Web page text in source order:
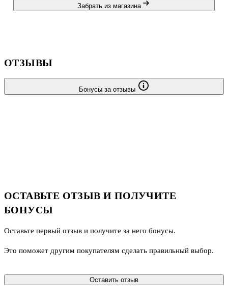
правописания, погружает в мир английского языка.
Забрать из магазина
ОТЗЫВЫ
Бонусы за отзывы
ОСТАВЬТЕ ОТЗЫВ И ПОЛУЧИТЕ
БОНУСЫ
Оставьте первый отзыв и получите за него бонусы.
Это поможет другим покупателям сделать правильный выбор.
Оставить отзыв